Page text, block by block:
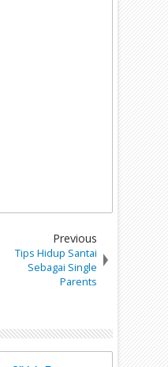
Previous
Tips Hidup Santai
Sebagai Single
Parents